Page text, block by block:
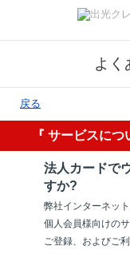
よく
戻る
『 サービスに
法人カードで
すか?
弊社インターネッ
個人会員様向けの
ご登録、およびご